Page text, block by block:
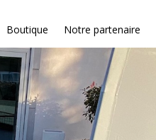
Boutique Notre partenaire